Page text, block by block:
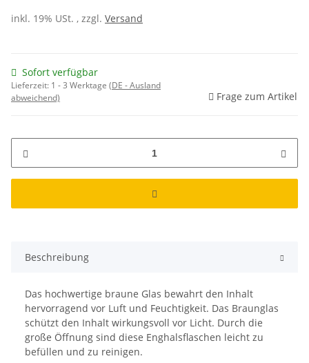
inkl. 19% USt. , zzgl. Versand
Sofort verfügbar
Lieferzeit: 1 - 3 Werktage (DE - Ausland
abweichend)
Frage zum Artikel
Beschreibung
Das hochwertige braune Glas bewahrt den Inhalt
hervorragend vor Luft und Feuchtigkeit. Das Braunglas
schützt den Inhalt wirkungsvoll vor Licht. Durch die
große Öffnung sind diese Enghalsflaschen leicht zu
befüllen und zu reinigen.